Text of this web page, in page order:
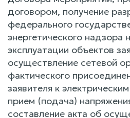
договором, получение
федерального
энергетического надзора
эксплуатации объектов
осуществление сетевой
фактического
заявителя к
прием (подача)
составление акта об